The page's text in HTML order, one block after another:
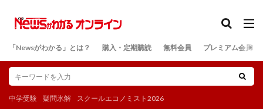
「Newsがわかる」とは？ 購入・定期購読 無料会員 プレミアム会員
中学受験 疑問氷解 スクールエコノミスト2026
検索